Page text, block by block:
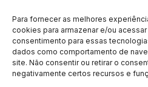
Para fornecer as melhores
cookies para armazenar e/ou
consentimento para essas
dados como comportamento de
site. Não consentir ou retirar o
negativamente certos recursos e